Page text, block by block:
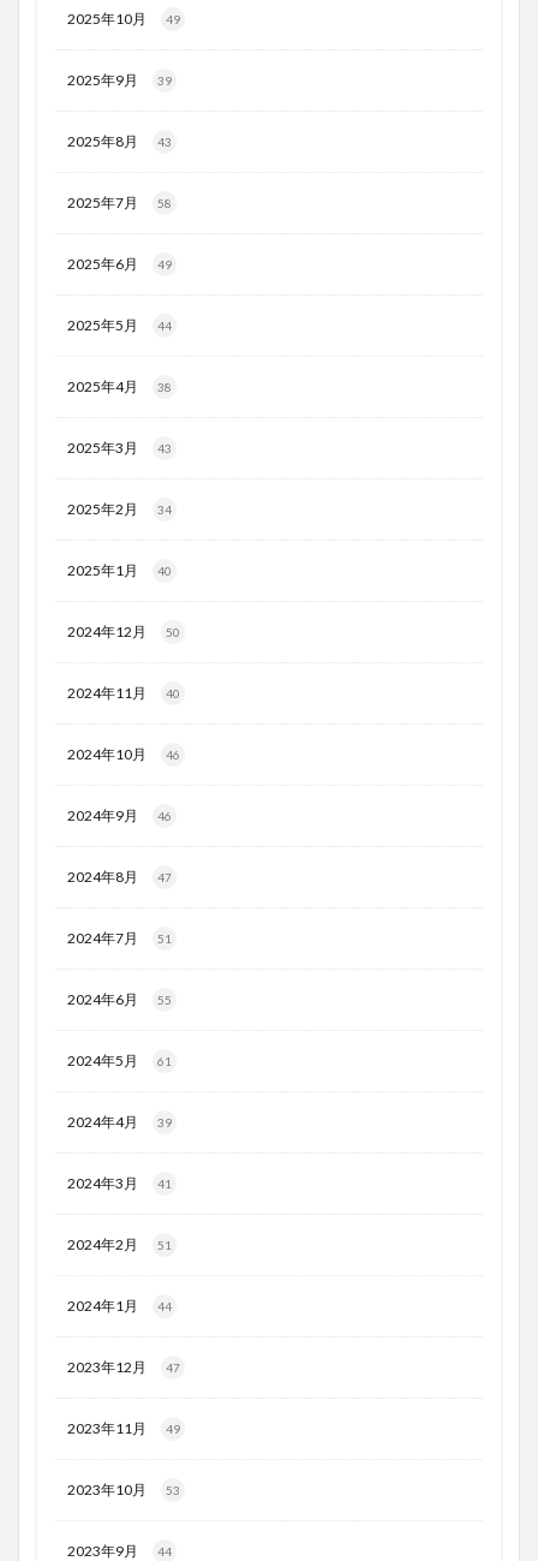
2025年10月 49
2025年9月 39
2025年8月 43
2025年7月 58
2025年6月 49
2025年5月 44
2025年4月 38
2025年3月 43
2025年2月 34
2025年1月 40
2024年12月 50
2024年11月 40
2024年10月 46
2024年9月 46
2024年8月 47
2024年7月 51
2024年6月 55
2024年5月 61
2024年4月 39
2024年3月 41
2024年2月 51
2024年1月 44
2023年12月 47
2023年11月 49
2023年10月 53
2023年9月 44